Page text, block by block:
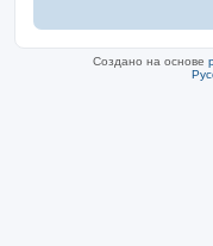
Создано на основе